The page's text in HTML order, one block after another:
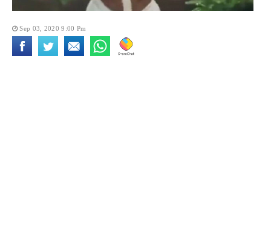
Sep 03, 2020 9:00 Pm